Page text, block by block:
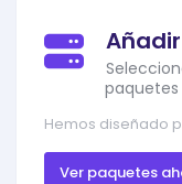
Hemos diseñado
Ver paquetes